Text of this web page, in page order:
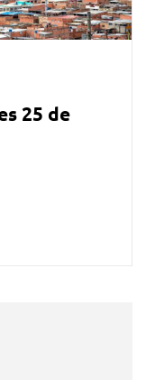
25 de